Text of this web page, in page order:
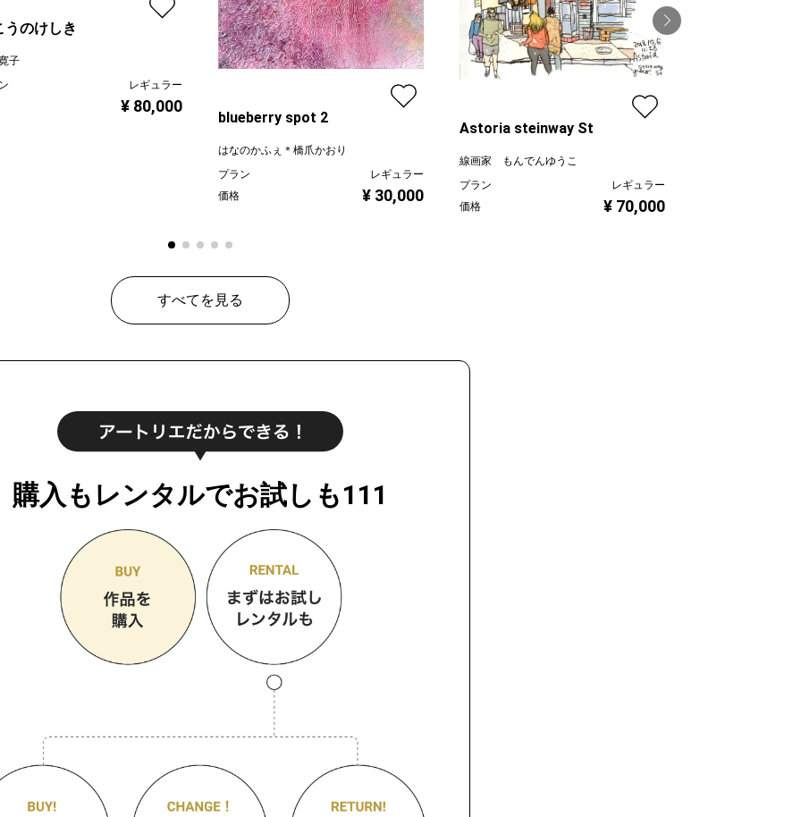
うのけしき
子
レギュラー
¥ 80,000
blueberry spot 2
はなのかふぇ＊橋爪かおり
プラン
レギュラー
価格
¥ 30,000
Astoria steinway St
線画家 もんでんゆうこ
プラン
レギュラー
価格
¥ 70,000
すべてを見る
購入もレンタルでお試しも111